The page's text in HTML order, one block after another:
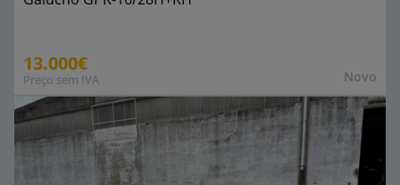
Novo
13.000€
Preço sem IVA